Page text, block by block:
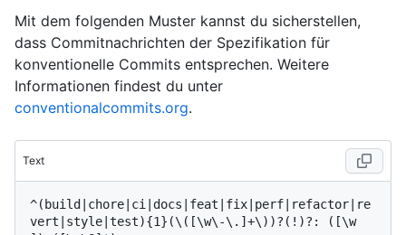
Mit dem folgenden Muster kannst du sicherstellen,
dass Commitnachrichten der Spezifikation für
konventionelle Commits entsprechen. Weitere
Informationen findest du unter
conventionalcommits.org.
Text
^(build|chore|ci|docs|feat|fix|perf|refactor|re
vert|style|test){1}(\([\w\-\.]+\))?(!)?: ([\w